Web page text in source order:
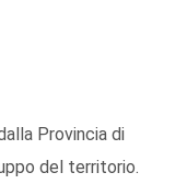
Provincia di
del territorio.